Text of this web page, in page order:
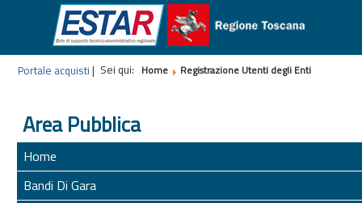
Portale acquisti | Sei qui: Home Registrazione Utenti degli Enti
Area Pubblica
Home
Bandi Di Gara